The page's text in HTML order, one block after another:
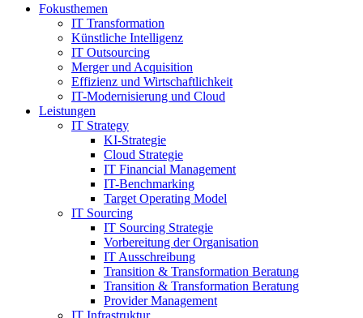
Fokusthemen
IT Transformation
Künstliche Intelligenz
IT Outsourcing
Merger und Acquisition
Effizienz und Wirtschaftlichkeit
IT-Modernisierung und Cloud
Leistungen
IT Strategy
KI-Strategie
Cloud Strategie
IT Financial Management
IT-Benchmarking
Target Operating Model
IT Sourcing
IT Sourcing Strategie
Vorbereitung der Organisation
IT Ausschreibung
Transition & Transformation Beratung
Transition & Transformation Beratung
Provider Management
IT Infrastruktur